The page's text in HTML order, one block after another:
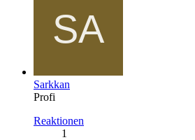
Sarkkan
Profi
Reaktionen
1